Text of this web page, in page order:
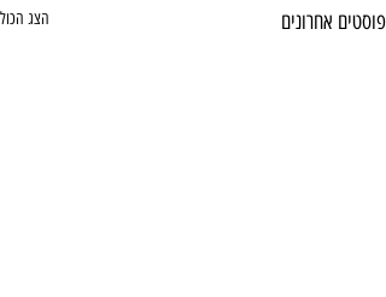
פוסטים אחרונים הצג הכול